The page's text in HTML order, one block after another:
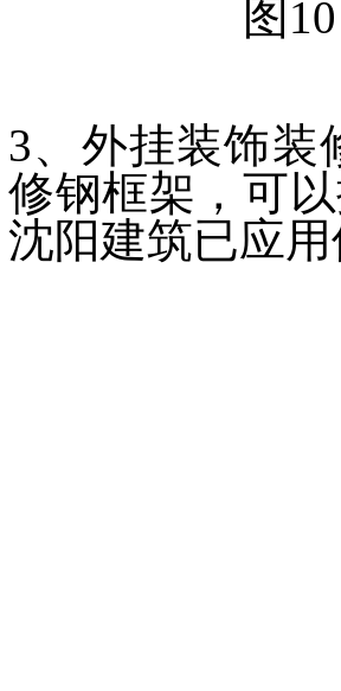
图
3、外挂装饰装
修钢框架，可
沈阳建筑已应